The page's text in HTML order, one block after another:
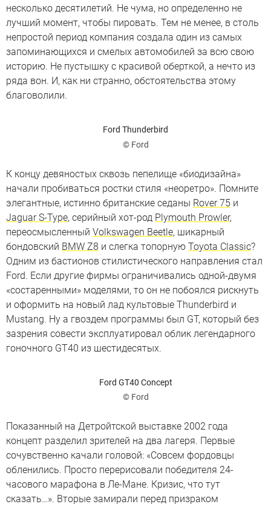
несколько десятилетий. Не чума, но определенно не
лучший момент, чтобы пировать. Тем не менее, в столь
непростой период компания создала один из самых
запоминающихся и смелых автомобилей за всю свою
историю. Не пустышку с красивой оберткой, а нечто из
ряда вон. И, как ни странно, обстоятельства этому
благоволили.
Ford Thunderbird
© Ford
К концу девяностых сквозь пепелище «биодизайна»
начали пробиваться ростки стиля «неоретро». Помните
элегантные, истинно британские седаны Rover 75 и
Jaguar S-Type, серийный хот-род Plymouth Prowler,
переосмысленный Volkswagen Beetle, шикарный
бондовский BMW Z8 и слегка топорную Toyota Classic?
Одним из бастионов стилистического направления стал
Ford. Если другие фирмы ограничивались одной-двумя
«состаренными» моделями, то он не побоялся рискнуть
и оформить на новый лад культовые Thunderbird и
Mustang. Ну а гвоздем программы был GT, который без
зазрения совести эксплуатировал облик легендарного
гоночного GT40 из шестидесятых.
Ford GT40 Concept
© Ford
Показанный на Детройтской выставке 2002 года
концепт разделил зрителей на два лагеря. Первые
сочувственно качали головой: «Совсем фордовцы
обленились. Просто перерисовали победителя 24-
часового марафона в Ле-Мане. Кризис, что тут
сказать…». Вторые замирали перед призраком